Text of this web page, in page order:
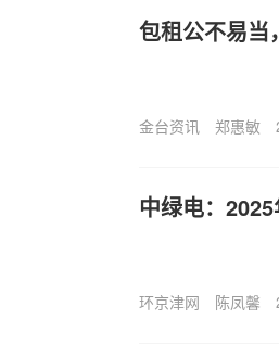
包租公不易
金台资讯 郑惠敏
中绿电：
环京津网 陈凤馨